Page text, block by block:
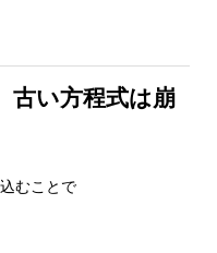
古い方程式は崩
むことで